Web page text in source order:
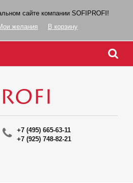
сайте компании SOFIPROFI!
желания В корзину
+7 (495) 665-63-11
+7 (925) 748-82-21